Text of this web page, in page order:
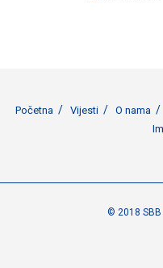
Početna Vijesti O nama
© 2018 SBB